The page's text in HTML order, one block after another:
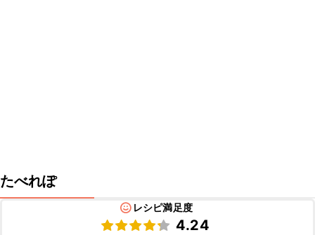
たべれぽ
レシピ満足度
4.24